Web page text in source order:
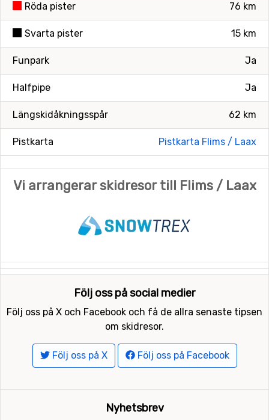
76 km
Röda pister
15 km
Svarta pister
Ja
Funpark
Ja
Halfpipe
62 km
Längskidåkningsspår
Pistkarta Flims / Laax
Pistkarta
Vi arrangerar skidresor till Flims / Laax
Följ oss på social medier
Följ oss på X och Facebook och få de allra senaste tipsen
om skidresor.
Följ oss på X Följ oss på Facebook
Nyhetsbrev